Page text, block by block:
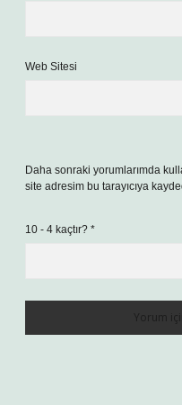
Web Sitesi
Daha sonraki yorumlarımda
site adresim bu tarayıcıya
10 - 4 kaçtır? *